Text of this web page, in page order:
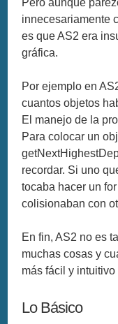
innecesariamente
es que AS2 era
gráfica.
Por ejemplo en
cuantos objetos
El manejo de la
Para colocar un
recordar. Si uno
tocaba hacer un
colisionaban con
En fin, AS2 no es
muchas cosas y
más fácil y
Lo Básico